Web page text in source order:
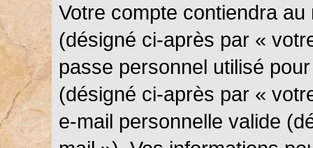
Votre compte contiendra
(désigné ci-après par «
passe personnel utilisé
(désigné ci-après par «
e-mail personnelle valide